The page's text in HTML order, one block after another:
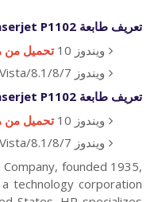
تعريف طابعة P1102
ويندوز 10
تحميل من
ويندوز 8.1/8/7/XP/Vista
تعريف طابعة P1102
ويندوز 10
تحميل من
ويندوز 8.1/8/7/XP/Vista
founded 1935,
technology corporation